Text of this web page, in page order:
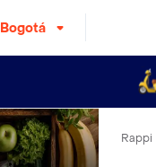
Bogotá
Rappi